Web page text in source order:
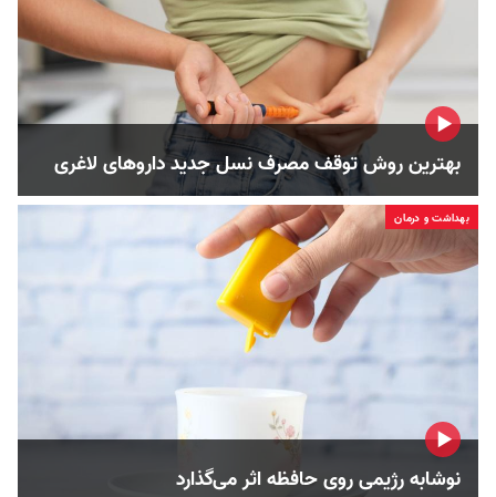
بهترین روش توقف مصرف نسل جدید داروهای لاغری
بهداشت و درمان
نوشابه رژیمی روی حافظه اثر می‌گذارد